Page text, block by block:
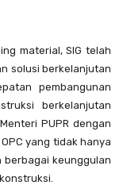
material, SIG telah
solusi berkelanjutan
pembangunan
berkelanjutan
PUPR dengan
yang tidak hanya
berbagai keunggulan